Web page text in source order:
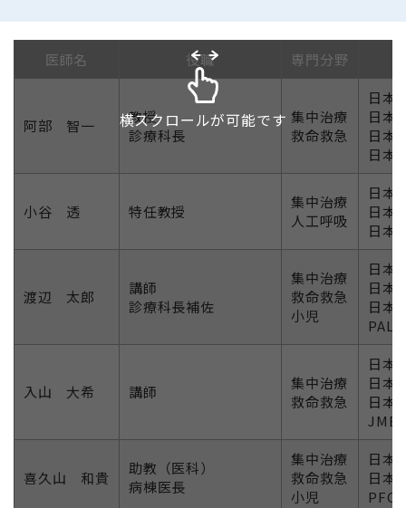
医師名 役職 専門分野
阿部 智一
教授
診療科長
集中治療
救命救急
日本
日本
日本
日本
小谷 透 特任教授
集中治療
人工呼吸
日本
日本
日本
渡辺 太郎
講師
診療科長補佐
集中治療
救命救急
小児
日本
日本
日本
入山 大希 講師
集中治療
救命救急
日本
日本
日本
喜久山 和貴
助教（医科）
病棟医長
集中治療
救命救急
小児
日本
日本
横スクロールが可能です